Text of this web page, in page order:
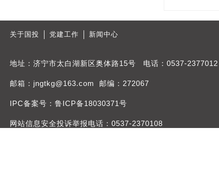
关于国投 党建工作 新闻中心
地址：济宁市太白湖新区奥体路15号 电话：0537-2377012
邮箱：jngtkg@163.com 邮编：272067
IPC备案号：鲁ICP备18030371号
网站信息安全投诉举报电话：0537-2370108